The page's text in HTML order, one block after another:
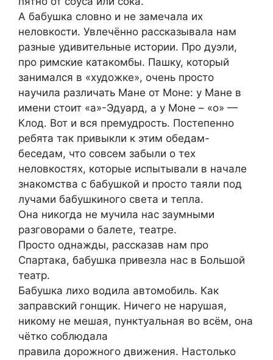
А бабушка словно и не замечала их
неловкости. Увлечённо рассказывала нам
разные удивительные истории. Про дуэли,
про римские катакомбы. Пашку, который
занимался в «художке», очень просто
научила различать Мане от Моне: у Мане в
имени стоит «а»-Эдуард, а у Моне – «о» —
Клод. Вот и вся премудрость. Постепенно
ребята так привыкли к этим обедам-
беседам, что совсем забыли о тех
неловкостях, которые испытывали в начале
знакомства с бабушкой и просто таяли под
лучами бабушкиного света и тепла.
Она никогда не мучила нас заумными
разговорами о балете, театре.
Просто однажды, рассказав нам про
Спартака, бабушка привезла нас в Большой
театр.
Бабушка лихо водила автомобиль. Как
заправский гонщик. Ничего не нарушая,
никому не мешая, пунктуальная во всём, она
чётко соблюдала
правила дорожного движения. Настолько